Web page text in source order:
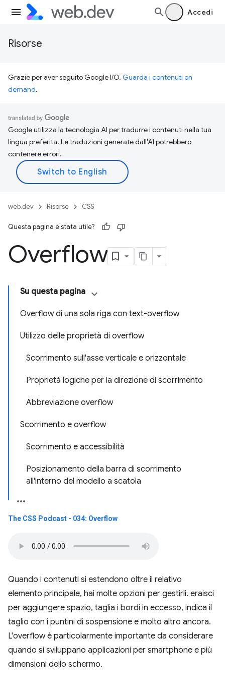
Accedi
Risorse
Grazie per aver seguito Google I/O. Guarda i contenuti on
demand.
Google utilizza la tecnologia AI per tradurre i contenuti nella tua
lingua preferita. Le traduzioni generate dall'AI potrebbero
contenere errori.
web.dev Risorse CSS
Questa pagina è stata utile?
Overflow
Su questa pagina
Overflow di una sola riga con text-overflow
Utilizzo delle proprietà di overflow
Scorrimento sull'asse verticale e orizzontale
Proprietà logiche per la direzione di scorrimento
Abbreviazione overflow
Scorrimento e overflow
Scorrimento e accessibilità
Posizionamento della barra di scorrimento
all'interno del modello a scatola
The CSS Podcast - 034: Overflow
Quando i contenuti si estendono oltre il relativo
elemento principale, hai molte opzioni per gestirli. eraisci
per aggiungere spazio, taglia i bordi in eccesso, indica il
taglio con i puntini di sospensione e molto altro ancora.
L'overflow è particolarmente importante da considerare
quando si sviluppano applicazioni per smartphone e più
dimensioni dello schermo.